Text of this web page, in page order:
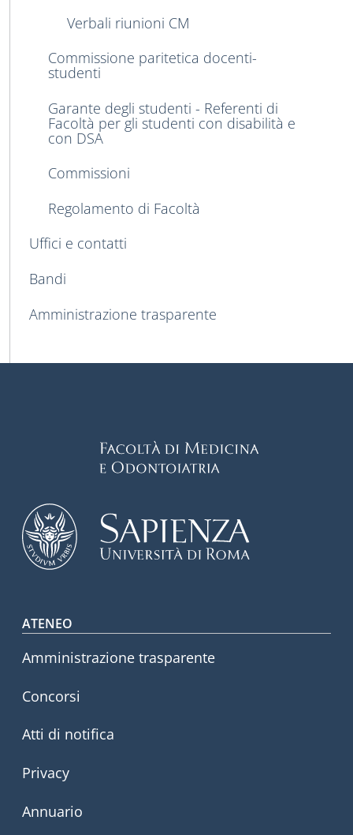
Verbali riunioni CM
Commissione paritetica docenti-
studenti
Garante degli studenti - Referenti di
Facoltà per gli studenti con disabilità e
con DSA
Commissioni
Regolamento di Facoltà
Uffici e contatti
Bandi
Amministrazione trasparente
Footer menu
ATENEO
Amministrazione trasparente
Concorsi
Atti di notifica
Privacy
Annuario